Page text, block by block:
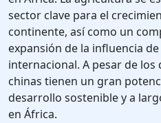
sector clave para el
continente, así como un
expansión de la influencia
internacional. A pesar de los
chinas tienen un gran
desarrollo sostenible y a
en África.